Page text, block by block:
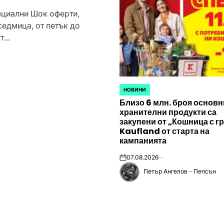
Prime Video на
цялостна
на...
07.08.2026 Posted
by
Петър
Близо 6 млн. броя основни
клиентите на Kaufland
грижа“, реализирана
POSTED
IN
НОВИНИ
Близо 6 млн. броя
хранителни продукти са
закупени от „Кошница с
Kaufland от старта на
кампанията
on07.08.2026
Posted
Петър Ангелов - Пепсън